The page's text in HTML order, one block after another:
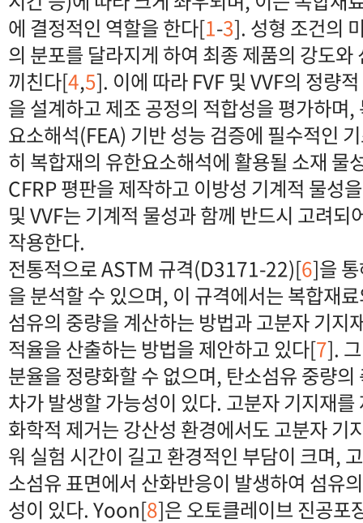
에 결정적인 역할을 한다[1-3]. 성형 조건의
의 분포를 달라지게 하여 최종 제품의 강도
끼친다[4,5]. 이에 따라 FVF 및 VVF의 정량
을 설계하고 제조 공정의 적합성을 평가하며
요소해석(FEA) 기반 성능 검증에 필수적인
히 복합재의 유한요소해석에 활용될 소재 물
CFRP 평판을 제작하고 이방성 기계적 물성
및 VVF는 기계적 물성과 함께 반드시 고려되
작용한다.
전통적으로 ASTM 규격(D3171-22)[6]을
을 분석할 수 있으며, 이 규격에서는 복합재
섬유의 중량을 계산하는 방법과 고분자 기
적율을 산출하는 방법을 제안하고 있다[7].
분율을 정량화할 수 없으며, 탄소섬유 중량
차가 발생할 가능성이 있다. 고분자 기지재
화학적 제거는 강산성 환경에서도 고분자 기
워 실험 시간이 길고 환경적인 부담이 크며,
소섬유 표면에서 산화반응이 발생하여 섬유
성이 있다. Yoon[8]은 오토클레이브 진공포